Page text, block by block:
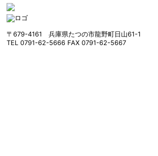
〒679-4161 兵庫県たつの市龍野町日山61-1
TEL 0791-62-5666 FAX 0791-62-5667